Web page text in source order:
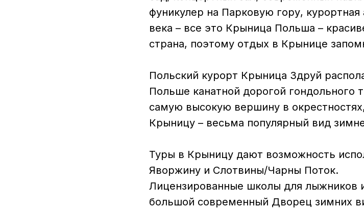
фуникулер на Парковую гору, курортная
века – все это Крыница Польша –
страна, поэтому отдых в Крынице
Польский курорт Крыница Здруй
Польше канатной дорогой гондольного
самую высокую вершину в
Крыницу – весьма популярный вид
Туры в Крыницу дают возможность
Яворжину и Слотвины/Чарны Поток.
Лицензированные школы для лыжников
большой современный Дворец зимних